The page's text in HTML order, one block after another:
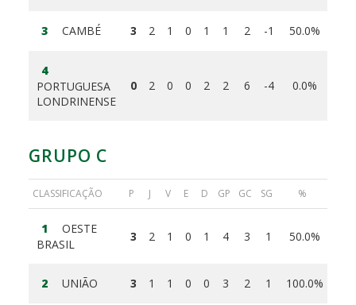
3 CAMBÉ 3 2 1 0 1 1 2 -1 50.0%
4
PORTUGUESA
LONDRINENSE
0 2 0 0 2 2 6 -4 0.0%
GRUPO C
CLASSIFICAÇÃO P J V E D GP GC SG %
1
OESTE
BRASIL
3 2 1 0 1 4 3 1 50.0%
2 UNIÃO 3 1 1 0 0 3 2 1 100.0%